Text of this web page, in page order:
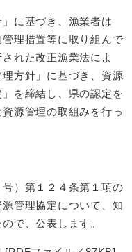
に基づき、漁業者は
管理措置等に取り組んで
れた改正漁業法によ
方針」に基づき、資源
を締結し、県の認定を
源管理の取組みを行っ
）第１２４条第１項の
管理協定について、知
で、公表します。